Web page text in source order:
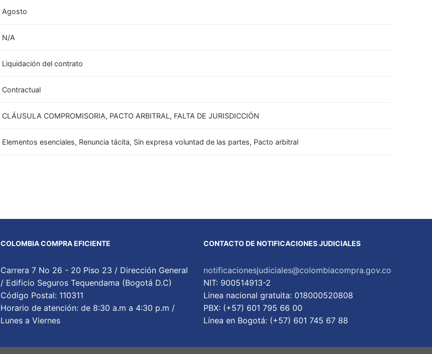
Agosto
N/A
Liquidación del contrato
Contractual
CLÁUSULA COMPROMISORIA, PACTO ARBITRAL, FALTA DE JURISDICCIÓN
Elementos esenciales, Renuncia tácita, Sin expresa voluntad de las partes, Pacto arbitral
COLOMBIA COMPRA EFICIENTE
Carrera 7 No 26 - 20 Piso 23 / Dirección General
/ Edificio Seguros Tequendama (Bogotá D.C)
Código Postal: 110311
Horario de atención: de 8:30 a.m a 4:30 p.m /
Lunes a Viernes
CONTACTO DE NOTIFICACIONES JUDICIALES
notificacionesjudiciales@colombiacompra.gov.co
NIT: 900514913-2
Linea nacional gratuita: 018000520808
PBX: (+57) 601 795 66 00
Lí­nea en Bogotá: (+57) 601 745 67 88